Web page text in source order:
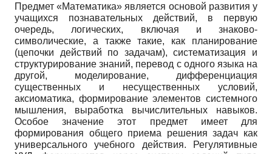
Предмет «Математика» является основой развития у
учащихся познавательных действий, в первую
очередь, логических, включая и знаково-
символические, а также такие, как планирование
(цепочки действий по задачам), систематизация и
структурирование знаний, перевод с одного языка на
другой, моделирование, дифференциация
существенных и несущественных условий,
аксиоматика, формирование элементов системного
мышления, выработка вычислительных навыков.
Особое значение этот предмет имеет для
формирования общего приема решения задач как
универсального учебного действия. Регулятивные